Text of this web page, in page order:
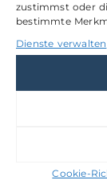
zustimmst oder
bestimmte
Dienste verwalten
Cookie-